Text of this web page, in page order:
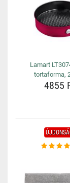
Lamart
tortaforma,
4855